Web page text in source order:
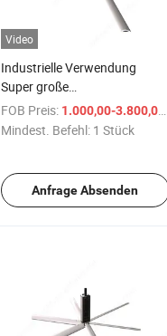
Video
Industrielle Verwendung
Super große
Niederspannungs-AC-
Dauermagnet-
FOB Preis: 1.000,00-3.800,00 $
Mindest. Befehl: 1 Stück
Anfrage Absenden